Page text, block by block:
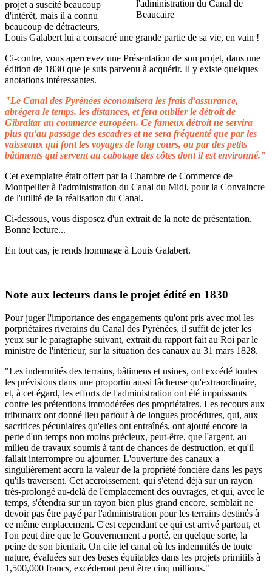
projet a suscité beaucoup
d'intérêt, mais il a connu
beaucoup de détracteurs,
Louis Galabert lui a consacré une grande partie de sa vie, en vain !
Ci-contre, vous apercevez une Présentation de son projet, dans une
édition de 1830 que je suis parvenu à acquérir. Il y existe quelques
anotations intéressantes.
"Le Canal des Pyrénées économisera les frais d'assurance,
abrégera le temps, les distances, et fera oublier le détroit de
Gibraltar au commerce européen. Ce fameux détroit ne servira
plus qu'au passage des escadres et ne sera fréquenté que par les
vaisseaux qui font les voyages de long cours, ou par des petits
bâtiments qui servent au cabotage des côtes dont il est environné."
Cet exemplaire était offert par la Chambre de Commerce de
Montpellier à l'administration du Canal du Midi, pour la Convaincre
de l'utilité de la réalisation du Canal.
Ci-dessous, vous disposez d'un extrait de la note de présentation.
Bonne lecture...
En tout cas, je rends hommage à Louis Galabert.
Note aux lecteurs dans le projet édité en 1830
Pour juger l'importance des engagements qu'ont pris avec moi les
porpriétaires riverains du Canal des Pyrénées, il suffit de jeter les
yeux sur le paragraphe suivant, extrait du rapport fait au Roi par le
ministre de l'intérieur, sur la situation des canaux au 31 mars 1828.
"Les indemnités des terrains, bâtimens et usines, ont excédé toutes
les prévisions dans une proportin aussi fâcheuse qu'extraordinaire,
et, à cet égard, les efforts de l'administration ont été impuissants
contre les prétentions immodérées des propriétaires. Les recours aux
tribunaux ont donné lieu partout à de longues procédures, qui, aux
sacrifices pécuniaires qu'elles ont entraînés, ont ajouté encore la
perte d'un temps non moins précieux, peut-être, que l'argent, au
milieu de travaux soumis à tant de chances de destruction, et qu'il
fallait interrompre ou ajourner. L'ouverture des canaux a
singulièrement accru la valeur de la propriété foncière dans les pays
qu'ils traversent. Cet accroissement, qui s'étend déjà sur un rayon
très-prolongé au-delà de l'emplacement des ouvrages, et qui, avec le
temps, s'étendra sur un rayon bien plus grand encore, semblait ne
devoir pas être payé par l'administration pour les terrains destinés à
ce même emplacement. C'est cependant ce qui est arrivé partout, et
l'on peut dire que le Gouvernement a porté, en quelque sorte, la
peine de son bienfait. On cite tel canal où les indemnités de toute
nature, évaluées sur des bases équitables dans les projets primitifs à
1,500,000 francs, excéderont peut être cinq millions."